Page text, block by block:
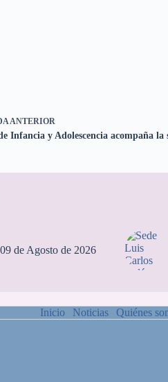
ANTERIOR
Infancia y Adolescencia acompaña la
de Agosto de 2026
Inicio Noticias Quiénes